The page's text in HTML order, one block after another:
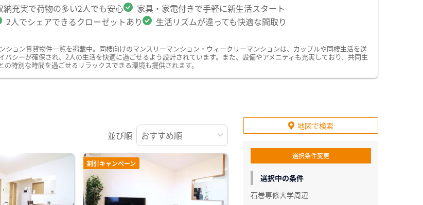
納充実で荷物の多い2人でも安心
家具・家電付きで手軽に新生活スタート
2人でシェアできるクローゼットあり 生活リズムが違っても快適な間取り
ョン賃貸物件一覧を掲載中。同棲向けのマンスリーマンション・ウィークリーマンションは、カップルや同棲生活を送
シーが確保され、2人の生活を快適に過ごせるよう設計されています。また、設備やアメニティも充実しており、共同生
特別な時間を過ごせるリラックスできる環境も提供されます。
並び順
割引キャンペーン
地図で検索
選択条件変更
選択中の条件
石巻専修大学周辺